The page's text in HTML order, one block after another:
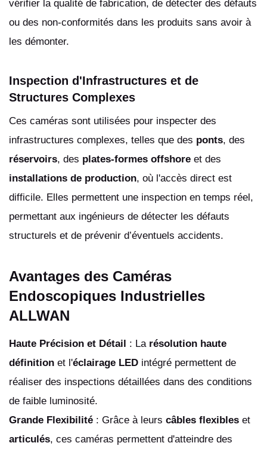
vérifier la qualité de fabrication, de détecter des défauts
ou des non-conformités dans les produits sans avoir à
les démonter.
Inspection d'Infrastructures et de
Structures Complexes
Ces caméras sont utilisées pour inspecter des
infrastructures complexes, telles que des ponts, des
réservoirs, des plates-formes offshore et des
installations de production, où l'accès direct est
difficile. Elles permettent une inspection en temps réel,
permettant aux ingénieurs de détecter les défauts
structurels et de prévenir d’éventuels accidents.
Avantages des Caméras
Endoscopiques Industrielles
ALLWAN
Haute Précision et Détail : La résolution haute
définition et l'éclairage LED intégré permettent de
réaliser des inspections détaillées dans des conditions
de faible luminosité.
Grande Flexibilité : Grâce à leurs câbles flexibles et
articulés, ces caméras permettent d'atteindre des